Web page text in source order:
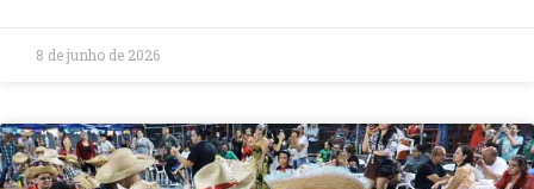
8 de junho de 2026